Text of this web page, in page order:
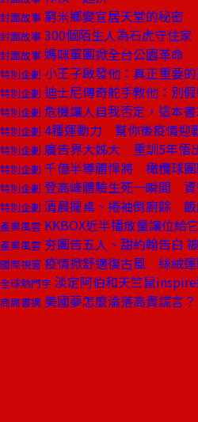
封面故事 窮米鄉變宜居天堂的秘密
封面故事 300個陌生人為石虎守住家
封面故事 媽咪軍團掀全台公園革命
特別企劃 小王子啟發他：真正重要
特別企劃 迪士尼傳奇舵手教他：別
特別企劃 危機讓人自我否定，這本
特別企劃 4種運動力 幫你後疫情迎
特別企劃 廣告界大姊大 重訓5年悟
特別企劃 千億半導體悍將 橄欖球團
特別企劃 登高峰體驗生死一瞬間
特別企劃 清晨擺桌、捲袖倒廚餘 飯
產業風雲 KKBOX近半播放量讓位給
產業風雲 夯團告五人、甜約翰告白
國際視窗 疫情掀舒適復古風 絲絨
全球熱門字 淡定阿伯和天竺鼠
商周書摘 美國夢怎麼淪落高貴謊言？